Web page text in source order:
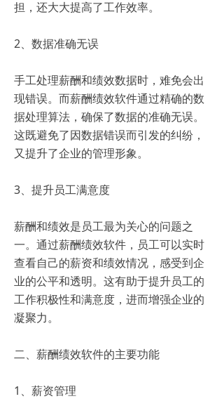
担，还大大提高了工作效率。
2、数据准确无误
手工处理薪酬和绩效数据时，难免会出
现错误。而薪酬绩效软件通过精确的数
据处理算法，确保了数据的准确无误。
这既避免了因数据错误而引发的纠纷，
又提升了企业的管理形象。
3、提升员工满意度
薪酬和绩效是员工最为关心的问题之
一。通过薪酬绩效软件，员工可以实时
查看自己的薪资和绩效情况，感受到企
业的公平和透明。这有助于提升员工的
工作积极性和满意度，进而增强企业的
凝聚力。
二、薪酬绩效软件的主要功能
1、薪资管理